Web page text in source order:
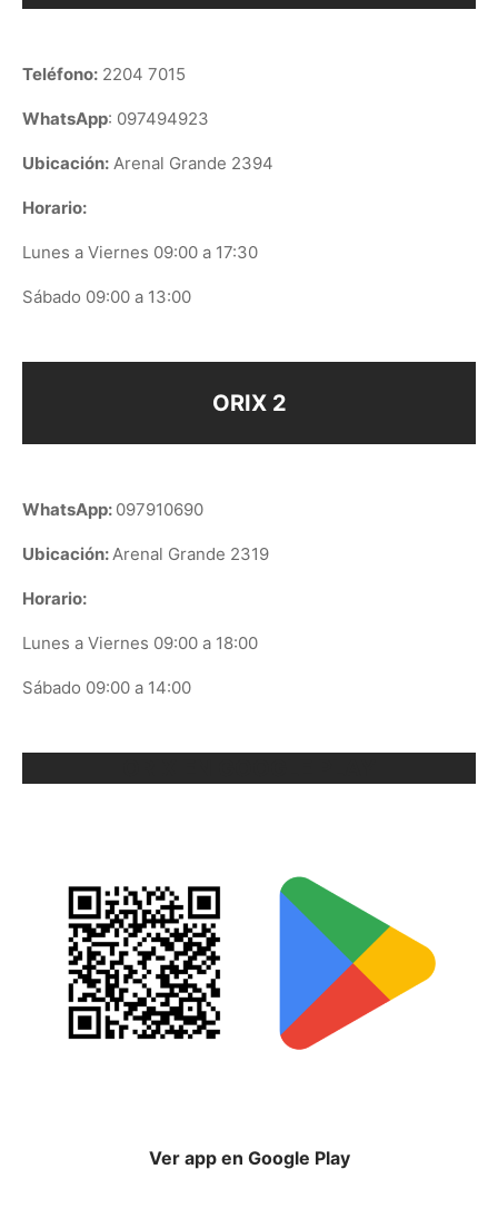
Teléfono: 2204 7015
WhatsApp: 097494923
Ubicación: Arenal Grande 2394
Horario:
Lunes a Viernes 09:00 a 17:30
Sábado 09:00 a 13:00
ORIX 2
WhatsApp: 097910690
Ubicación:Arenal Grande 2319
Horario:
Lunes a Viernes 09:00 a 18:00
Sábado 09:00 a 14:00
Ver app en Google Play